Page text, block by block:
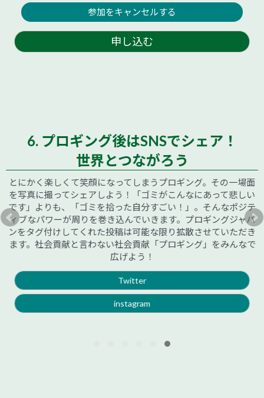
参加をキャンセルする
申し込む
6. プロギング後はSNSでシェア！
世界とつながろう
とにかく楽しくて笑顔になってしまうプロギング。その一場面
を写真に撮ってシェアしよう！「ゴミがこんなにあって悲しい
です」よりも、「ゴミを拾った自分すごい！」。そんなポジテ
ィブなパワーが周りを巻き込んでいきます。プロギングジャパ
ンをタグ付けしてくれた投稿は可能な限り拡散させていただき
ます。社会貢献と言わない社会貢献「プロギング」をみんなで
広げよう！
Twitter
instagram